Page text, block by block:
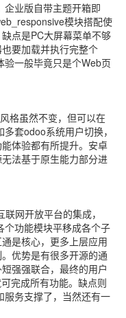
企业版自带主题开箱即
模块搭配使
点是PC大屏幕菜单不够
要加载并执行完整个
一般毕竟只是个Web页
格虽然不变，但可以在
套odoo系统用户切换，
体验都有所提升。安卓
法基于原生能力部分进
网开放平台的集成，
功能模块平移成各个子
是核心，更多上层应用
优势是有很多开源的通
强强联合，最终的用户
完成所有功能。缺点则
务支撑了，当然还有一